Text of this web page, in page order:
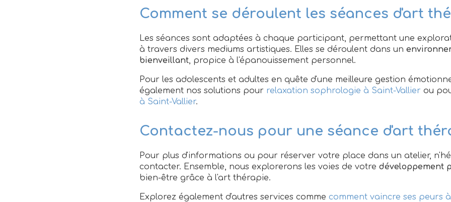
Comment se déroulent les séances d'art
Les séances sont adaptées à chaque participant, permettant une
à travers divers mediums artistiques. Elles se déroulent dans un
bienveillant, propice à l'épanouissement personnel.
Pour les adolescents et adultes en quête d'une meilleure gestion
également nos solutions pour relaxation sophrologie à Saint-Vallier ou
à Saint-Vallier.
Contactez-nous pour une séance d'art
Pour plus d'informations ou pour réserver votre place dans un atelier,
contacter. Ensemble, nous explorerons les voies de votre développement
bien-être grâce à l'art thérapie.
Explorez également d'autres services comme comment vaincre ses peurs